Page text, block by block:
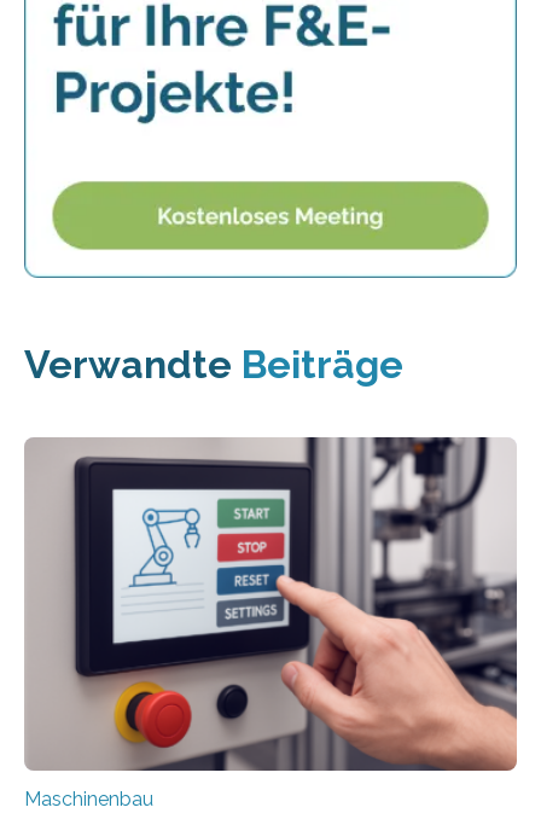
Verwandte Beiträge
Maschinenbau